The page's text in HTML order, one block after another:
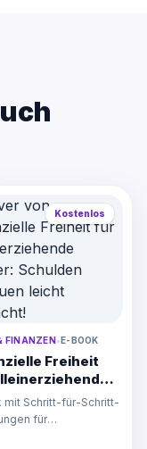
Kostenlos
FINANZEN•E-BOOK
Freiheit
Schulden
leicht
mit Schritt-für-Schritt-
für